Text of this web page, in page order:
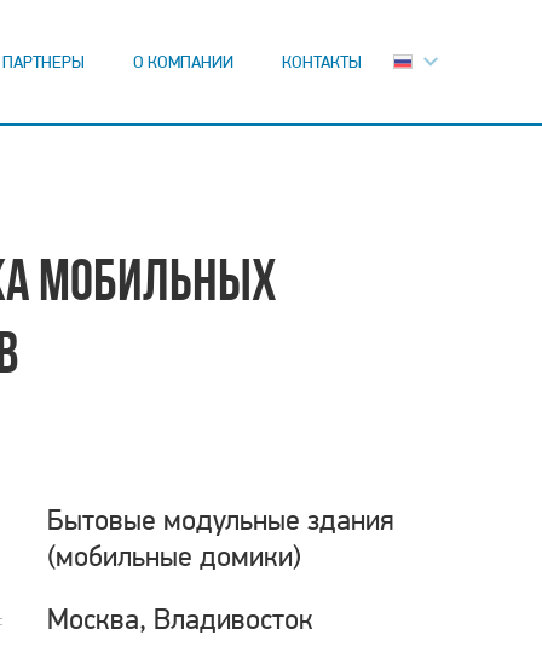
ПАРТНЕРЫ О КОМПАНИИ КОНТАКТЫ
МОБИЛЬНЫХ
Бытовые модульные здания
(мобильные домики)
Москва, Владивосток